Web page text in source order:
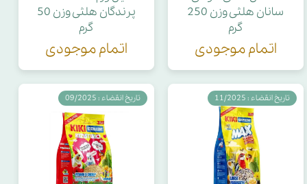
سانان هلثی وزن 250
گرم
اتمام موجودی
پرندگان هلثی وزن 50
گرم
اتمام موجودی
تاریخ انقضاء : 11/2025 تاریخ انقضاء : 09/2025